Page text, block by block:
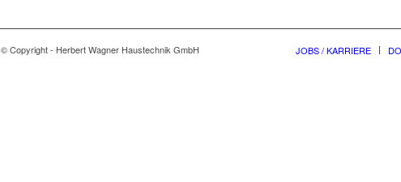
© Copyright - Herbert Wagner Haustechnik GmbH JOBS / KARRIERE